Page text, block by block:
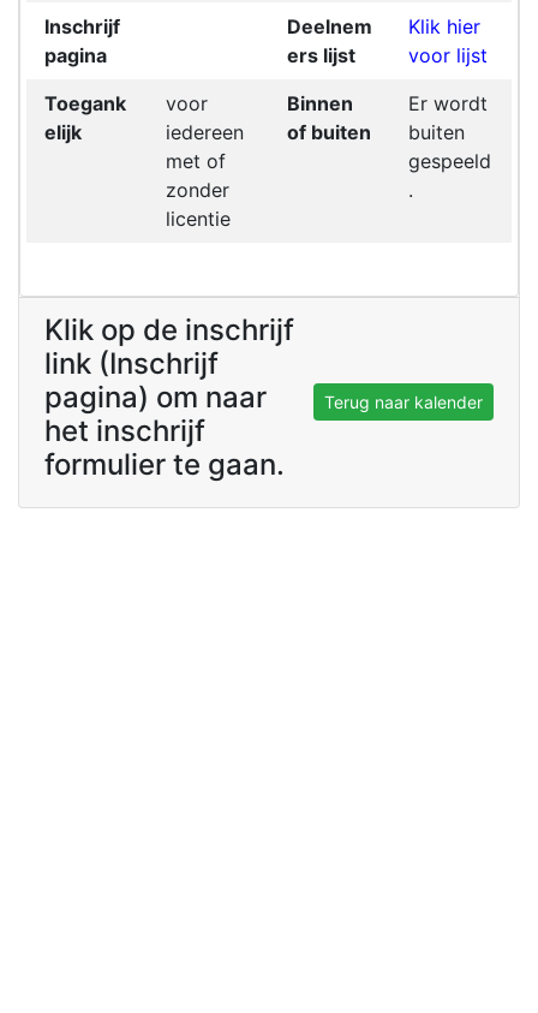
Inschrijf
pagina
Deelnem
ers lijst
Klik hier
voor lijst
Toegank
elijk
voor
iedereen
met of
zonder
licentie
Binnen
of buiten
Er wordt
buiten
gespeeld
.
Klik op de inschrijf
link (Inschrijf
pagina) om naar
het inschrijf
formulier te gaan.
Terug naar kalender